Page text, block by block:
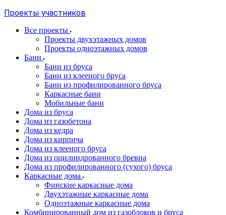
Проекты участников
Все проекты
Проекты двухэтажных домов
Проекты одноэтажных домов
Бани
Бани из бруса
Бани из клееного бруса
Бани из профилированного бруса
Каркасные бани
Мобильные бани
Дома из бруса
Дома из газобетона
Дома из кедра
Дома из кирпича
Дома из клееного бруса
Дома из оцилиндрованного бревна
Дома из профилированного (сухого) бруса
Каркасные дома
Финские каркасные дома
Двухэтажные каркасные дома
Одноэтажные каркасные дома
Комбинированный дом из газоблоков и бруса